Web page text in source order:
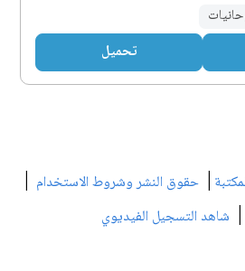
تحميل
| حقوق النشر وشروط الاستخدام |
شاهد التسجيل الفيديوي